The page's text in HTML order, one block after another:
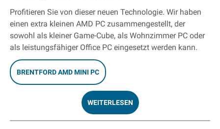
Profitieren Sie von dieser neuen Technologie. Wir haben
einen extra kleinen AMD PC zusammengestellt, der
sowohl als kleiner Game-Cube, als Wohnzimmer PC oder
als leistungsfähiger Office PC eingesetzt werden kann.
BRENTFORD AMD MINI PC
WEITERLESEN